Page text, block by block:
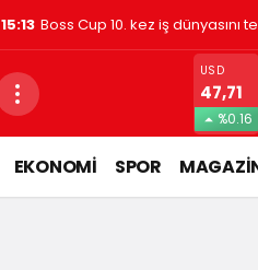
1:48 Evde kedi besleyenler dikkat!
USD
47,71
%0.16
EKONOMİ SPOR